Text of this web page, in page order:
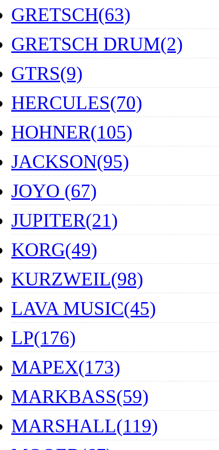
GRETSCH(63)
GRETSCH DRUM(2)
GTRS(9)
HERCULES(70)
HOHNER(105)
JACKSON(95)
JOYO (67)
JUPITER(21)
KORG(49)
KURZWEIL(98)
LAVA MUSIC(45)
LP(176)
MAPEX(173)
MARKBASS(59)
MARSHALL(119)